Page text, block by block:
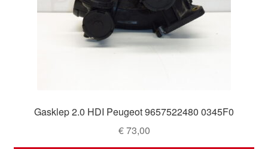
Gasklep 2.0 HDI Peugeot 9657522480 0345F0
€73,00